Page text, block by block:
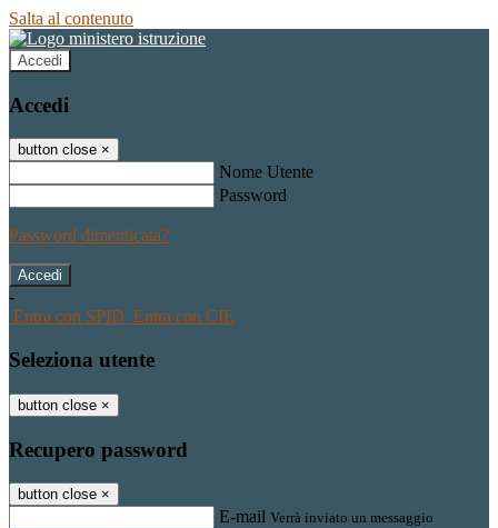
Salta al contenuto
Accedi
Accedi
button close ×
Nome Utente
Password
Password dimenticata?
-
Entra con SPID Entra con CIE
Seleziona utente
button close ×
Recupero password
button close ×
E-mail Verrà inviato un messaggio